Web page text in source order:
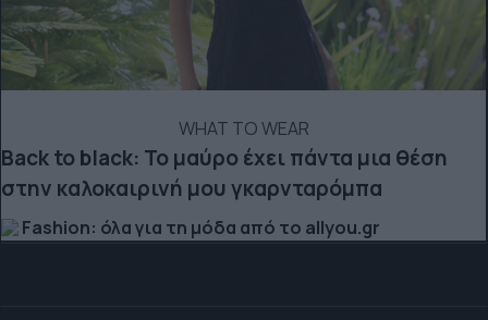
WHAT TO WEAR
Back to black: Το μαύρο έχει πάντα μια θέση
στην καλοκαιρινή μου γκαρνταρόμπα
Fashion: όλα για τη μόδα από το allyou.gr